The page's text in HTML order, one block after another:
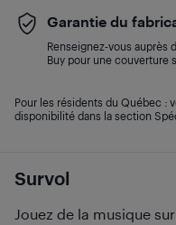
Survol
Jouez de la musique
Garantie du
Renseignez-vous auprès
Buy pour une couverture
Pour les résidents du Québec :
disponibilité dans la section